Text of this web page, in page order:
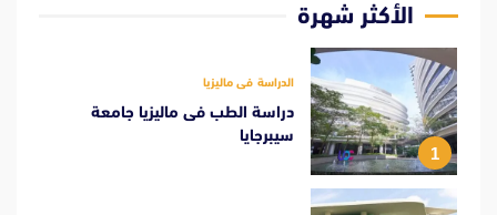
الأكثر شهرة
1
الدراسة فى ماليزيا
دراسة الطب فى ماليزيا جامعة
سيبرجايا